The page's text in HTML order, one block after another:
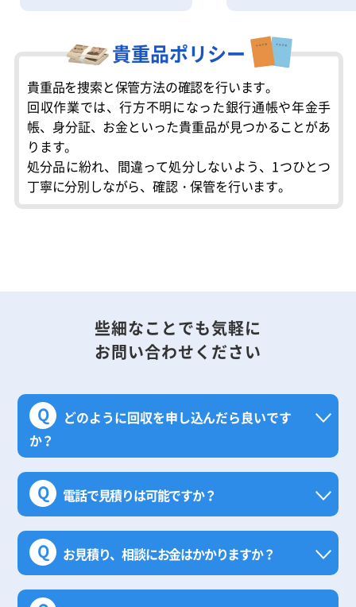
貴重品ポリシー
貴重品を捜索と保管方法の確認を行います。
回収作業では、行方不明になった銀行通帳や年金手
帳、身分証、お金といった貴重品が見つかることがあ
ります。
処分品に紛れ、間違って処分しないよう、1つひとつ
丁寧に分別しながら、確認・保管を行います。
些細なことでも気軽に
お問い合わせください
Q
どのように回収を申し込んだら良いです
か？
Q 電話で見積りは可能ですか？
Q お見積り、相談にお金はかかりますか？